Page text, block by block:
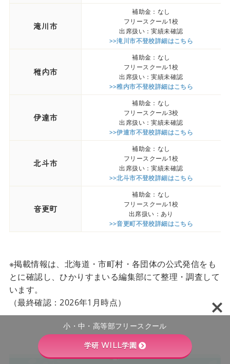
滝川市
補助金：なし
フリースクール1校
出席扱い：実績未確認
>>滝川市不登校詳細はこちら
稚内市
補助金：なし
フリースクール1校
出席扱い：実績未確認
>>稚内市不登校詳細はこちら
伊達市
補助金：なし
フリースクール3校
出席扱い：実績未確認
>>伊達市不登校詳細はこちら
北斗市
補助金：なし
フリースクール1校
出席扱い：実績未確認
>>北斗市不登校詳細はこちら
音更町
補助金：なし
フリースクール1校
出席扱い：あり
>>音更町不登校詳細はこちら
※掲載情報は、北海道・市町村・各団体の公式発信をも
とに確認し、ひかりすまいる編集部にて整理・調査して
います。
（最終確認：2026年1月時点）
小・中・高等部フリースクール
学研 WILL学園